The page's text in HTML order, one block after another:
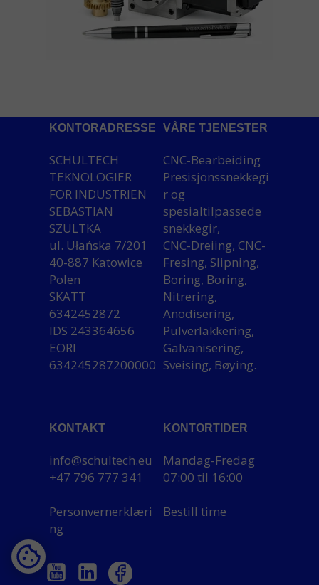
VÅRE TJENESTER
CNC-Bearbeiding
Presisjonssnekkegi
r og
spesialtilpassede
snekkegir,
CNC-Dreiing, CNC-
Fresing, Slipning,
Boring, Boring,
Nitrering,
Anodisering,
Pulverlakkering,
Galvanisering,
Sveising, Bøying.
KONTORTIDER
Mandag-Fredag
07:00 til 16:00
Bestill time
KONTORADRESSE
SCHULTECH
TEKNOLOGIER
FOR INDUSTRIEN
SEBASTIAN
SZULTKA
ul. Ułańska 7/201
40-887 Katowice
Polen
SKATT
6342452872
IDS 243364656
EORI
634245287200000
KONTAKT
info@schultech.eu
+47 796 777 341
Personvernerklæri
ng